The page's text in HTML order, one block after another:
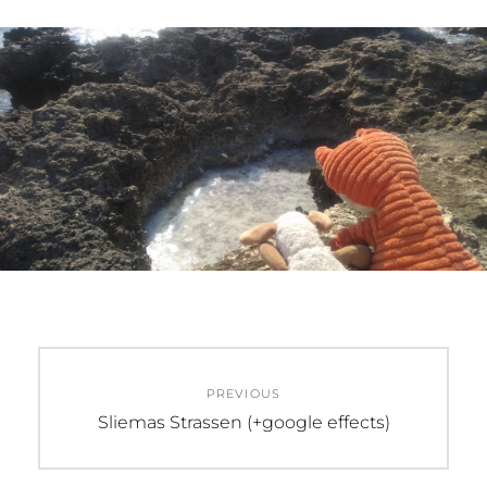
PREVIOUS
Previous
Sliemas Strassen (+google effects)